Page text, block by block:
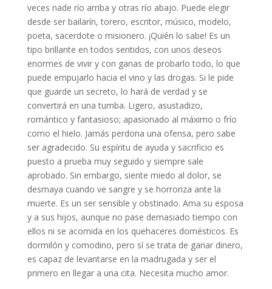
veces nade río arriba y otras río abajo. Puede elegir
desde ser bailarín, torero, escritor, músico, modelo,
poeta, sacerdote o misionero. ¡Quién lo sabe! Es un
tipo brillante en todos sentidos, con unos deseos
enormes de vivir y con ganas de probarlo todo, lo que
puede empujarlo hacia el vino y las drogas. Si le pide
que guarde un secreto, lo hará de verdad y se
convertirá en una tumba. Ligero, asustadizo,
romántico y fantasioso; apasionado al máximo o frío
como el hielo. Jamás perdona una ofensa, pero sabe
ser agradecido. Su espíritu de ayuda y sacrificio es
puesto a prueba muy seguido y siempre sale
aprobado. Sin embargo, siente miedo al dolor, se
desmaya cuando ve sangre y se horroriza ante la
muerte. Es un ser sensible y obstinado. Ama su esposa
y a sus hijos, aunque no pase demasiado tiempo con
ellos ni se acomida en los quehaceres domésticos. Es
dormilón y comodino, pero sí se trata de ganar dinero,
es capaz de levantarse en la madrugada y ser el
primero en llegar a una cita. Necesita mucho amor.